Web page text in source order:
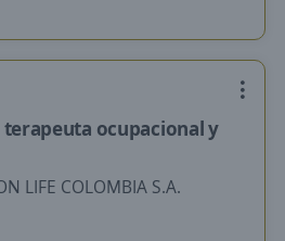
ocupacional y
LIFE COLOMBIA S.A.